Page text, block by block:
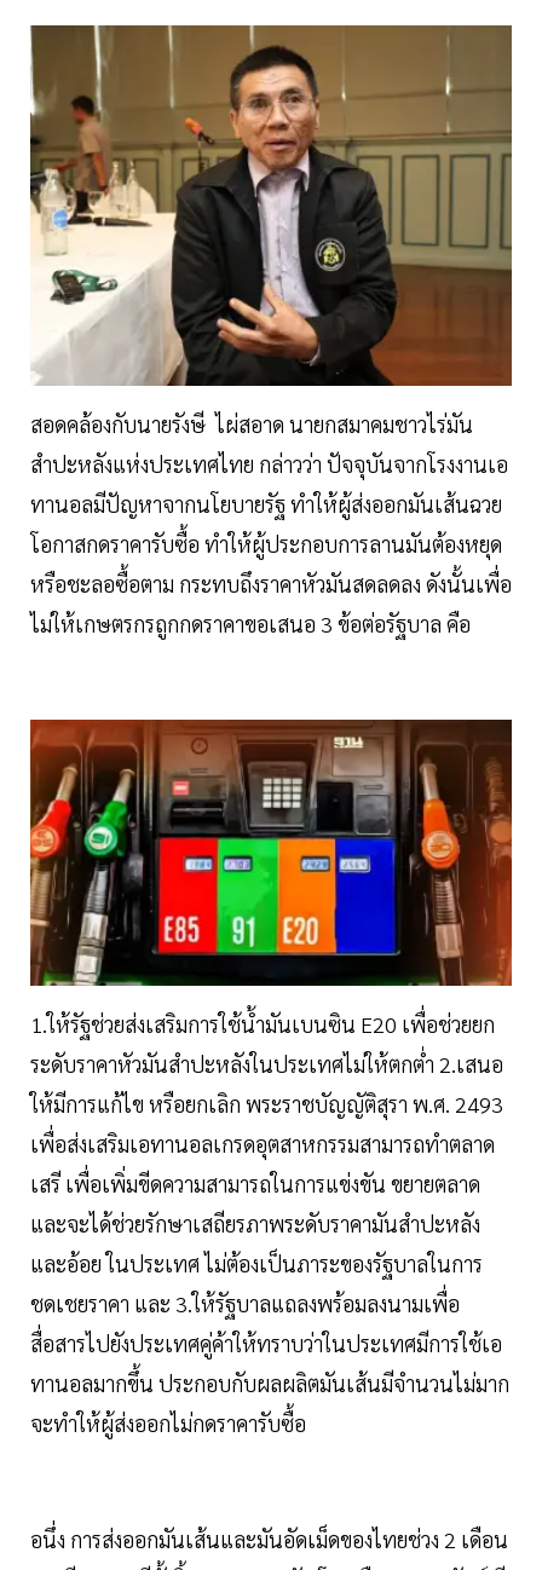
สอดคล้องกับนายรังษี ไผ่สอาด นายกสมาคมชาวไร่มัน
สำปะหลังแห่งประเทศไทย กล่าวว่า ปัจจุบันจากโรงงานเอ
ทานอลมีปัญหาจากนโยบายรัฐ ทำให้ผู้ส่งออกมันเส้นฉวย
โอกาสกดราคารับซื้อ ทำให้ผู้ประกอบการลานมันต้องหยุด
หรือชะลอซื้อตาม กระทบถึงราคาหัวมันสดลดลง ดังนั้นเพื่อ
ไม่ให้เกษตรกรถูกกดราคาขอเสนอ 3 ข้อต่อรัฐบาล คือ
1.ให้รัฐช่วยส่งเสริมการใช้นํ้ามันเบนซิน E20 เพื่อช่วยยก
ระดับราคาหัวมันสำปะหลังในประเทศไม่ให้ตกตํ่า 2.เสนอ
ให้มีการแก้ไข หรือยกเลิก พระราชบัญญัติสุรา พ.ศ. 2493
เพื่อส่งเสริมเอทานอลเกรดอุตสาหกรรมสามารถทำตลาด
เสรี เพื่อเพิ่มขีดความสามารถในการแข่งขัน ขยายตลาด
และจะได้ช่วยรักษาเสถียรภาพระดับราคามันสำปะหลัง
และอ้อย ในประเทศ ไม่ต้องเป็นภาระของรัฐบาลในการ
ชดเชยราคา และ 3.ให้รัฐบาลแถลงพร้อมลงนามเพื่อ
สื่อสารไปยังประเทศคู่ค้าให้ทราบว่าในประเทศมีการใช้เอ
ทานอลมากขึ้น ประกอบกับผลผลิตมันเส้นมีจำนวนไม่มาก
จะทำให้ผู้ส่งออกไม่กดราคารับซื้อ
อนึ่ง การส่งออกมันเส้นและมันอัดเม็ดของไทยช่วง 2 เดือน